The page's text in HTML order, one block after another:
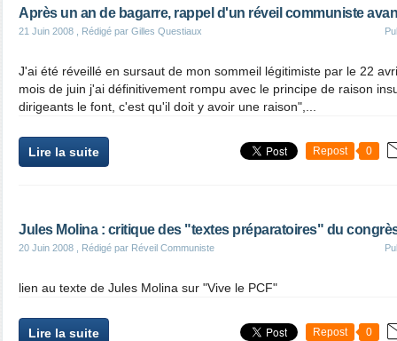
Après un an de bagarre, rappel d'un réveil communiste
21 Juin 2008 , Rédigé par Gilles Questiaux
J'ai été réveillé en sursaut de mon sommeil légitimiste par le 22
mois de juin j'ai définitivement rompu avec le principe de raison
dirigeants le font, c'est qu'il doit y avoir une raison",...
Lire la suite Repost 0
Jules Molina : critique des "textes préparatoires" du
20 Juin 2008 , Rédigé par Réveil Communiste
lien au texte de Jules Molina sur "Vive le PCF"
Lire la suite Repost 0